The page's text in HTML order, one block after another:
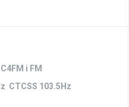
i FM
CTCSS 103.5Hz